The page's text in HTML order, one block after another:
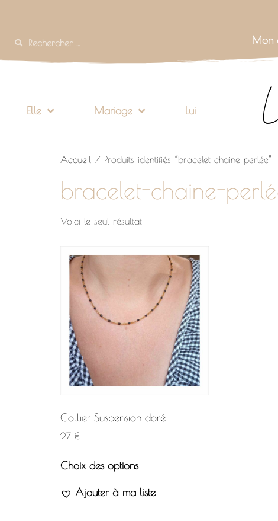
Mon
Elle Mariage Lui
Accueil / Produits identifiés “bracelet-chaine-perlée”
bracelet-chaine-
Voici le seul résultat
Collier Suspension doré
27 €
Choix des options
Ajouter à ma liste